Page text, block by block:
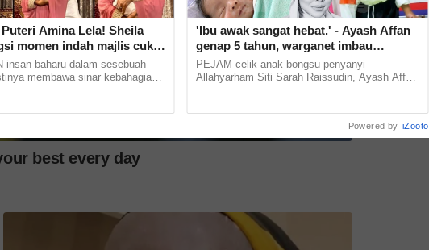
Amina Lela! Sheila
momen indah majlis cukur
sulung -'Syukur
insan baharu dalam sesebuah
membawa sinar kebahagiaan
'Ibu awak sangat hebat.' - Ayash Affan
genap 5 tahun, warganet imbau
kenangan arwah Siti Sarah
PEJAM celik anak bongsu penyanyi
Allahyarham Siti Sarah Raissudin, Ayash Affan
Powered by iZooto